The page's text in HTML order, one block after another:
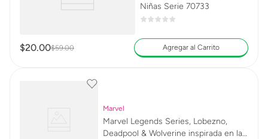
Niñas Serie 70733
$20.00$59.00 Agregar al Carrito
Marvel
Marvel Legends Series, Lobezno,
Deadpool & Wolverine inspirada en la